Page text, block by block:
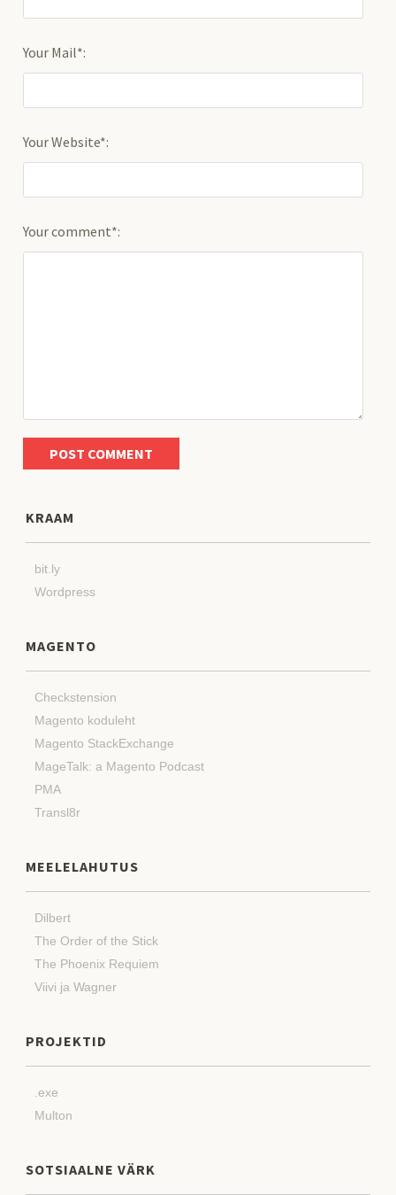
Your Mail*:
Your Website*:
Your comment*:
KRAAM
bit.ly
Wordpress
MAGENTO
Checkstension
Magento koduleht
Magento StackExchange
MageTalk: a Magento Podcast
PMA
Transl8r
MEELELAHUTUS
Dilbert
The Order of the Stick
The Phoenix Requiem
Viivi ja Wagner
PROJEKTID
.exe
Multon
SOTSIAALNE VÄRK